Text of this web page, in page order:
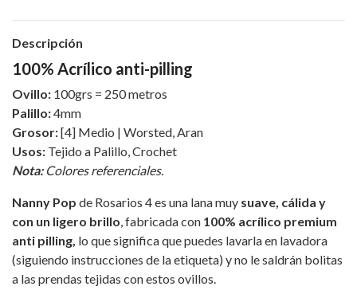
Descripción
100% Acrílico anti-pilling
Ovillo: 100grs = 250 metros
Palillo:4mm
Grosor:[4] Medio | Worsted, Aran
Usos: Tejido a Palillo, Crochet
Nota:Colores referenciales.
Nanny Pop de Rosarios 4 es una lana muy suave, cálida y
con un ligero brillo, fabricada con 100% acrílico premium
anti pilling, lo que significa que puedes lavarla en lavadora
(siguiendo instrucciones de la etiqueta) y no le saldrán bolitas
a las prendas tejidas con estos ovillos.